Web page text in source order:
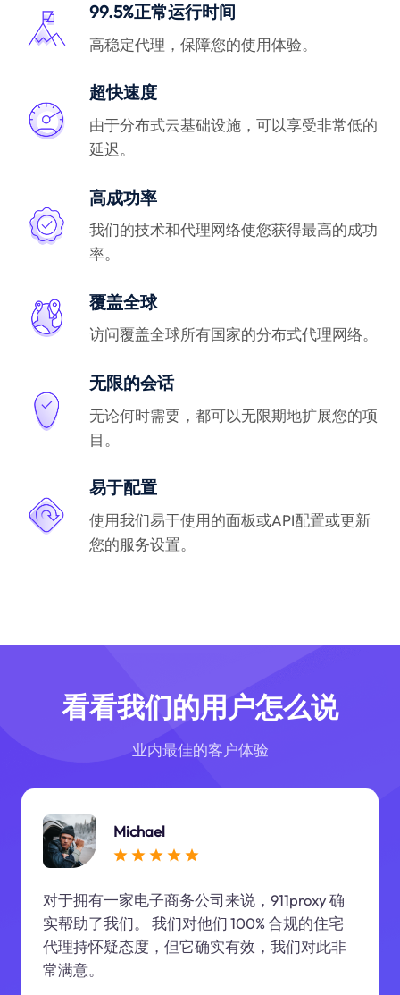
99.5%正常运行时间
高稳定代理，保障您的使用体验。
超快速度
由于分布式云基础设施，可以享受非常低的
延迟。
高成功率
我们的技术和代理网络使您获得最高的成功
率。
覆盖全球
访问覆盖全球所有国家的分布式代理网络。
无限的会话
无论何时需要，都可以无限期地扩展您的项
目。
易于配置
使用我们易于使用的面板或API配置或更新
您的服务设置。
看看我们的用户怎么说
业内最佳的客户体验
Michael
对于拥有一家电子商务公司来说，911proxy 确
实帮助了我们。 我们对他们 100% 合规的住宅
代理持怀疑态度，但它确实有效，我们对此非
常满意。